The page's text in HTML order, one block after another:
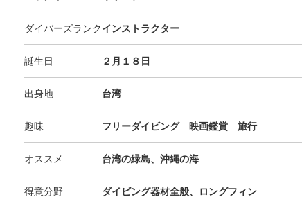
ダイバーズランクインストラクター
誕生日 ２月１８日
出身地 台湾
趣味 フリーダイビング 映画鑑賞 旅行
オススメ 台湾の緑島、沖縄の海
得意分野 ダイビング器材全般、ロングフィン